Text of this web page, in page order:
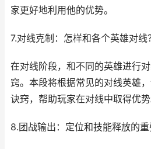
家更好地利用他的优势。
7.对线克制：怎样和各个英雄对线
在对线阶段，和不同的英雄进行
窍。本段将根据常见的对线英雄
诀窍，帮助玩家在对线中取得优势
8.团战输出：定位和技能释放的重